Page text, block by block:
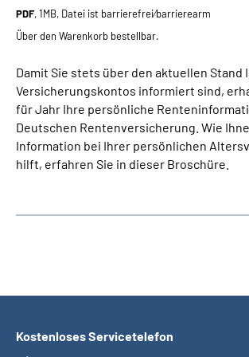
PDF, 1MB, Datei ist barrierefrei⁄barrierearm
Über den Warenkorb bestellbar.
Damit Sie stets über den aktuellen Stand
Versicherungskontos informiert sind,
für Jahr Ihre persönliche
Deutschen Rentenversicherung. Wie
Information bei Ihrer persönlichen
hilft, erfahren Sie in dieser Broschüre.
Kostenloses Servicetelefon